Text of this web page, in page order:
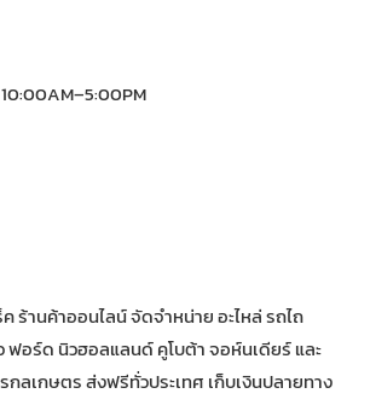
ร้านค้าออนไลน์ จัดจำหน่าย อะไหล่ รถไถ
ฟอร์ด นิวฮอลแลนด์ คูโบต้า จอห์นเดียร์ และ
กลเกษตร ส่งฟรีทั่วประเทศ เก็บเงินปลายทาง